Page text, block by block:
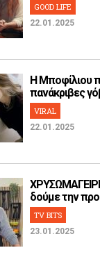
GOOD LIFE
22.01.2025
H Μποφίλιου
πανάκριβες
VIRAL
22.01.2025
δούμε την
TV BITS
23.01.2025